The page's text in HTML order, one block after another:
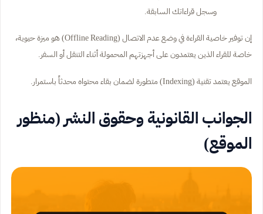
وسجل قراءاتك السابقة.
إن توفير خاصية القراءة في وضع عدم الاتصال (Offline Reading) هو ميزة حيوية،
خاصة للقراء الذين يعتمدون على أجهزتهم المحمولة أثناء التنقل أو السفر.
الموقع يعتمد تقنية (Indexing) متطورة لضمان بقاء محتواه محدثاً باستمرار.
الجوانب القانونية وحقوق النشر (منظور
الموقع)